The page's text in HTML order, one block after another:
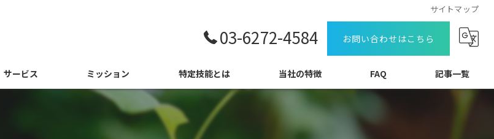
サイトマップ
03-6272-4584 お問い合わせはこちら
サービス ミッション 特定技能とは 当社の特徴 FAQ 記事一覧